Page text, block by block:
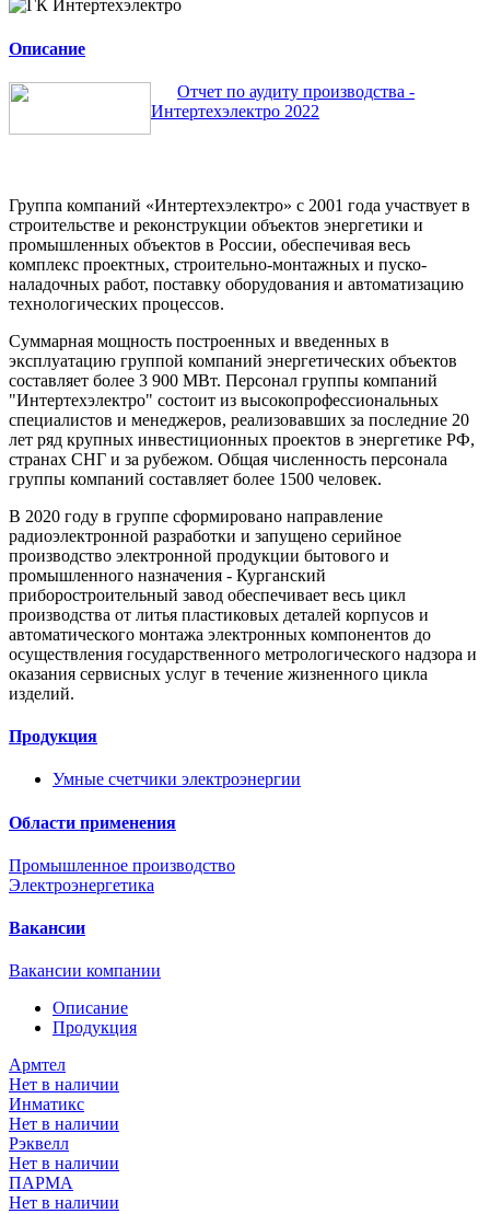
Описание
Отчет по аудиту производства -
Интертехэлектро 2022
Группа компаний «Интертехэлектро» с 2001 года участвует в
строительстве и реконструкции объектов энергетики и
промышленных объектов в России, обеспечивая весь
комплекс проектных, строительно-монтажных и пуско-
наладочных работ, поставку оборудования и автоматизацию
технологических процессов.
Суммарная мощность построенных и введенных в
эксплуатацию группой компаний энергетических объектов
составляет более 3 900 МВт. Персонал группы компаний
"Интертехэлектро" состоит из высокопрофессиональных
специалистов и менеджеров, реализовавших за последние 20
лет ряд крупных инвестиционных проектов в энергетике РФ,
странах СНГ и за рубежом. Общая численность персонала
группы компаний составляет более 1500 человек.
В 2020 году в группе сформировано направление
радиоэлектронной разработки и запущено серийное
производство электронной продукции бытового и
промышленного назначения - Курганский
приборостроительный завод обеспечивает весь цикл
производства от литья пластиковых деталей корпусов и
автоматического монтажа электронных компонентов до
осуществления государственного метрологического надзора и
оказания сервисных услуг в течение жизненного цикла
изделий.
Продукция
Умные счетчики электроэнергии
Области применения
Промышленное производство
Электроэнергетика
Вакансии
Вакансии компании
Описание
Продукция
Армтел
Нет в наличии
Инматикс
Нет в наличии
Рэквелл
Нет в наличии
ПАРМА
Нет в наличии